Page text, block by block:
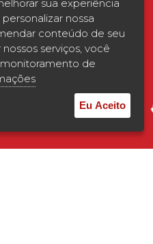
por
sua experiência
nossa
conteúdo de seu
serviços, você
de
Eu Aceito